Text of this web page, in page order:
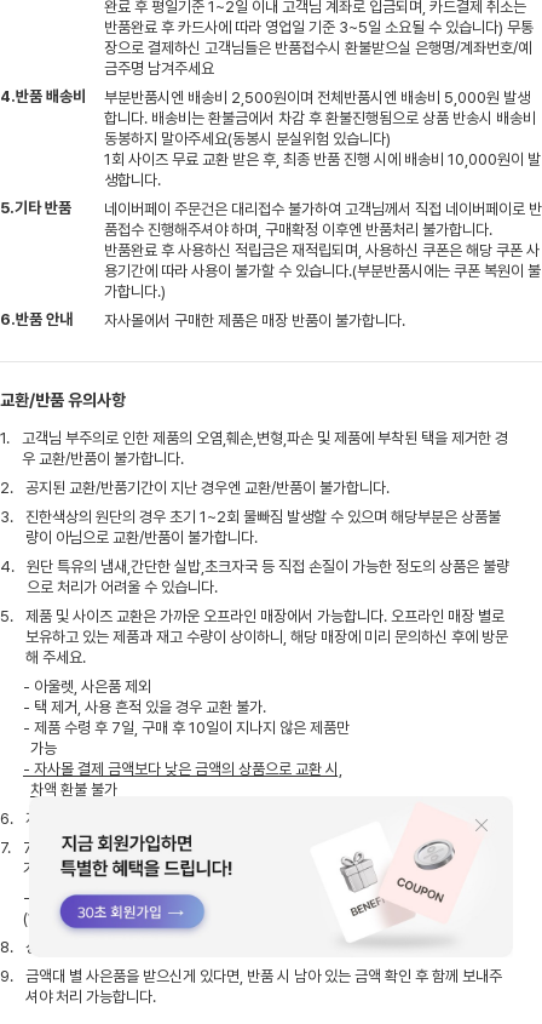
완료 후 평일기준 1~2일 이내 고객님 계좌로 입금되며, 카드결제 취소는
반품완료 후 카드사에 따라 영업일 기준 3~5일 소요될 수 있습니다) 무통
장으로 결제하신 고객님들은 반품접수시 환불받으실 은행명/계좌번호/예
금주명 남겨주세요
4.반품 배송비
부분반품시엔 배송비 2,500원이며 전체반품시엔 배송비 5,000원 발생
합니다. 배송비는 환불금에서 차감 후 환불진행됨으로 상품 반송시 배송비
동봉하지 말아주세요(동봉시 분실위험 있습니다)
1회 사이즈 무료 교환 받은 후, 최종 반품 진행 시에 배송비 10,000원이 발
생합니다.
5.기타 반품
네이버페이 주문건은 대리접수 불가하여 고객님께서 직접 네이버페이로 반
품접수 진행해주셔야 하며, 구매확정 이후엔 반품처리 불가합니다.
반품완료 후 사용하신 적립금은 재적립되며, 사용하신 쿠폰은 해당 쿠폰 사
용기간에 따라 사용이 불가할 수 있습니다.(부분반품시에는 쿠폰 복원이 불
가합니다.)
6.반품 안내
자사몰에서 구매한 제품은 매장 반품이 불가합니다.
교환/반품 유의사항
1.
고객님 부주의로 인한 제품의 오염,훼손,변형,파손 및 제품에 부착된 택을 제거한 경
우 교환/반품이 불가합니다.
2.
공지된 교환/반품기간이 지난 경우엔 교환/반품이 불가합니다.
3.
진한색상의 원단의 경우 초기 1~2회 물빠짐 발생할 수 있으며 해당부분은 상품불
량이 아님으로 교환/반품이 불가합니다.
4.
원단 특유의 냄새,간단한 실밥,초크자국 등 직접 손질이 가능한 정도의 상품은 불량
으로 처리가 어려울 수 있습니다.
5.
제품 및 사이즈 교환은 가까운 오프라인 매장에서 가능합니다. 오프라인 매장 별로
보유하고 있는 제품과 재고 수량이 상이하니, 해당 매장에 미리 문의하신 후에 방문
해 주세요.
- 아울렛, 사은품 제외
- 택 제거, 사용 흔적 있을 경우 교환 불가.
- 제품 수령 후 7일, 구매 후 10일이 지나지 않은 제품만
가능
- 자사몰 결제 금액보다 낮은 금액의 상품으로 교환 시,
차액 환불 불가
6.
자사몰에서 구매한 제품은 매장 반품이 불가합니다.
7.
7일 이내 고객의 단순 변심에 의한 반품/교환 시, 고객 부담의 왕복 배송비(5천원)
가 발생합니다.
- 1회 무료 교환 후, 반품/교환 시 고객 부담의 왕복 배송비
(1만원)가 발생합니다.
8.
상품 하자일 경우, 당사가 A/S 비용을 부담하며 품질 보증 기간은 1년 입니다.
9.
금액대 별 사은품을 받으신게 있다면, 반품 시 남아 있는 금액 확인 후 함께 보내주
셔야 처리 가능합니다.